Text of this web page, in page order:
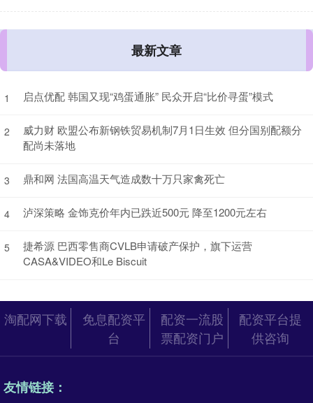
最新文章
1 启点优配 韩国又现“鸡蛋通胀” 民众开启“比价寻蛋”模式
2
威力财 欧盟公布新钢铁贸易机制7月1日生效 但分国别配额分
配尚未落地
3 鼎和网 法国高温天气造成数十万只家禽死亡
4 泸深策略 金饰克价年内已跌近500元 降至1200元左右
5
捷希源 巴西零售商CVLB申请破产保护，旗下运营
CASA&VIDEO和Le Biscuit
淘配网下载
免息配资平
台
配资一流股
票配资门户
配资平台提
供咨询
友情链接：